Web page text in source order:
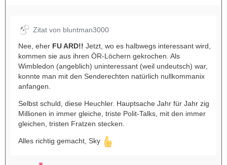
Zitat von bluntman3000
Nee, eher FU ARD!! Jetzt, wo es halbwegs interessant wird,
kommen sie aus ihren ÖR-Löchern gekrochen. Als
Wimbledon (angeblich) uninteressant (weil undeutsch) war,
konnte man mit den Senderechten natürlich nullkommanix
anfangen.
Selbst schuld, diese Heuchler. Hauptsache Jahr für Jahr zig
Millionen in immer gleiche, triste Polit-Talks, mit den immer
gleichen, tristen Fratzen stecken.
Alles richtig gemacht, Sky